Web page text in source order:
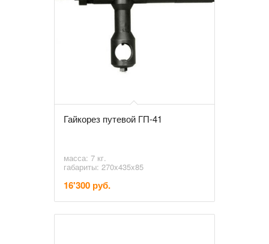
Гайкорез путевой ГП-41
масса: 7 кг.
габариты: 270x435x85
16'300 руб.